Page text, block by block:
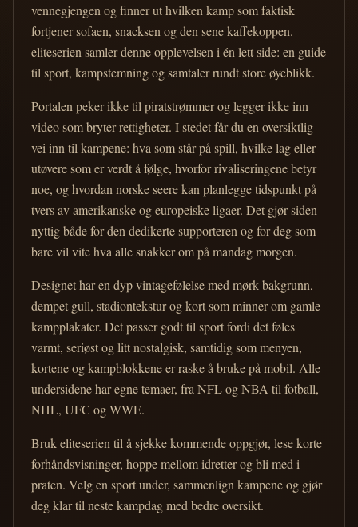
vennegjengen og finner ut hvilken kamp som faktisk
fortjener sofaen, snacksen og den sene kaffekoppen.
eliteserien samler denne opplevelsen i én lett side: en guide
til sport, kampstemning og samtaler rundt store øyeblikk.
Portalen peker ikke til piratstrømmer og legger ikke inn
video som bryter rettigheter. I stedet får du en oversiktlig
vei inn til kampene: hva som står på spill, hvilke lag eller
utøvere som er verdt å følge, hvorfor rivaliseringene betyr
noe, og hvordan norske seere kan planlegge tidspunkt på
tvers av amerikanske og europeiske ligaer. Det gjør siden
nyttig både for den dedikerte supporteren og for deg som
bare vil vite hva alle snakker om på mandag morgen.
Designet har en dyp vintagefølelse med mørk bakgrunn,
dempet gull, stadiontekstur og kort som minner om gamle
kampplakater. Det passer godt til sport fordi det føles
varmt, seriøst og litt nostalgisk, samtidig som menyen,
kortene og kampblokkene er raske å bruke på mobil. Alle
undersidene har egne temaer, fra NFL og NBA til fotball,
NHL, UFC og WWE.
Bruk eliteserien til å sjekke kommende oppgjør, lese korte
forhåndsvisninger, hoppe mellom idretter og bli med i
praten. Velg en sport under, sammenlign kampene og gjør
deg klar til neste kampdag med bedre oversikt.